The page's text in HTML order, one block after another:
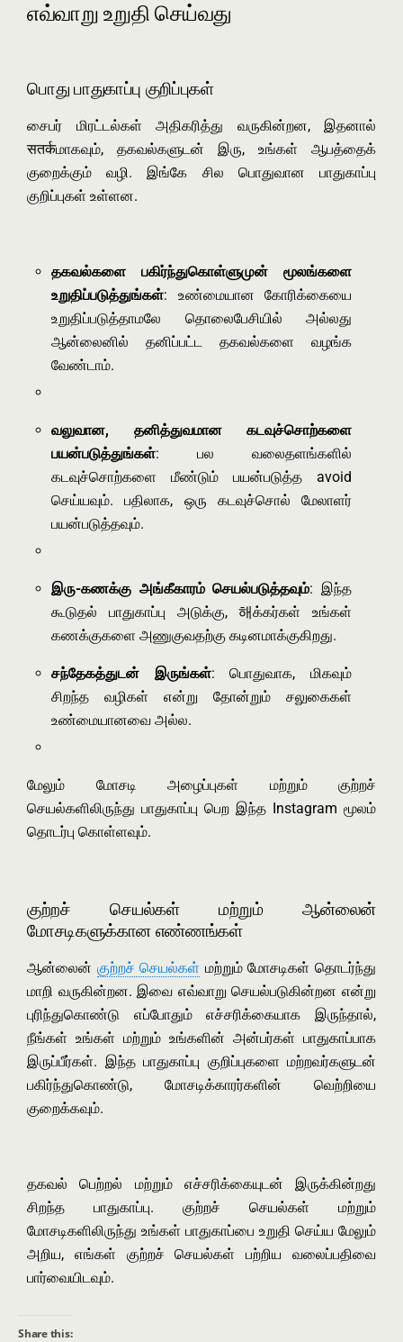
எவ்வாறு உறுதி செய்வது
பொது பாதுகாப்பு குறிப்புகள்
சைபர் மிரட்டல்கள் அதிகரித்து வருகின்றன, இதனால்
सतर्कமாகவும், தகவல்களுடன் இரு, உங்கள் ஆபத்தைக்
குறைக்கும் வழி. இங்கே சில பொதுவான பாதுகாப்பு
குறிப்புகள் உள்ளன.
தகவல்களை பகிர்ந்துகொள்ளுமுன் மூலங்களை
உறுதிப்படுத்துங்கள்: உண்மையான கோரிக்கையை
உறுதிப்படுத்தாமலே தொலைபேசியில் அல்லது
ஆன்லைனில் தனிப்பட்ட தகவல்களை வழங்க
வேண்டாம்.
வலுவான, தனித்துவமான கடவுச்சொற்களை
பயன்படுத்துங்கள்: பல வலைதளங்களில்
கடவுச்சொற்களை மீண்டும் பயன்படுத்த avoid
செய்யவும். பதிலாக, ஒரு கடவுச்சொல் மேலாளர்
பயன்படுத்தவும்.
இரு-கணக்கு அங்கீகாரம் செயல்படுத்தவும்: இந்த
கூடுதல் பாதுகாப்பு அடுக்கு, 해க்கர்கள் உங்கள்
கணக்குகளை அணுகுவதற்கு கடினமாக்குகிறது.
சந்தேகத்துடன் இருங்கள்: பொதுவாக, மிகவும்
சிறந்த வழிகள் என்று தோன்றும் சலுகைகள்
உண்மையானவை அல்ல.
மேலும் மோசடி அழைப்புகள் மற்றும் குற்றச்
செயல்களிலிருந்து பாதுகாப்பு பெற இந்த Instagram மூலம்
தொடர்பு கொள்ளவும்.
குற்றச் செயல்கள் மற்றும் ஆன்லைன்
மோசடிகளுக்கான எண்ணங்கள்
ஆன்லைன் குற்றச் செயல்கள் மற்றும் மோசடிகள் தொடர்ந்து
மாறி வருகின்றன. இவை எவ்வாறு செயல்படுகின்றன என்று
புரிந்துகொண்டு எப்போதும் எச்சரிக்கையாக இருந்தால்,
நீங்கள் உங்கள் மற்றும் உங்களின் அன்பர்கள் பாதுகாப்பாக
இருப்பீர்கள். இந்த பாதுகாப்பு குறிப்புகளை மற்றவர்களுடன்
பகிர்ந்துகொண்டு, மோசடிக்காரர்களின் வெற்றியை
குறைக்கவும்.
தகவல் பெற்றல் மற்றும் எச்சரிக்கையுடன் இருக்கின்றது
சிறந்த பாதுகாப்பு. குற்றச் செயல்கள் மற்றும்
மோசடிகளிலிருந்து உங்கள் பாதுகாப்பை உறுதி செய்ய மேலும்
அறிய, எங்கள் குற்றச் செயல்கள் பற்றிய வலைப்பதிவை
பார்வையிடவும்.
Share this: